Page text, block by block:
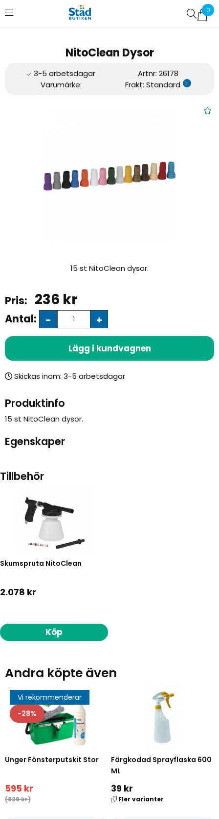
0
Favoriter (0)
NitoClean Dysor
Artnr: 26178
Varumärke:
Frakt: Standard i
15 st NitoClean dysor.
236 kr
Antal: +
-
Lägg i kundvagnen
Skickas inom:
Produktinfo
15 st NitoClean dysor.
Egenskaper
Tillbehör
Skumspruta NitoClean
2.078 kr
Köp
Andra köpte även
Vi rekommenderar
28
Unger Fönsterputskit Stor
595 kr
(829 kr)
Färgkodad Sprayflaska 600
ML
39 kr
Fler varianter